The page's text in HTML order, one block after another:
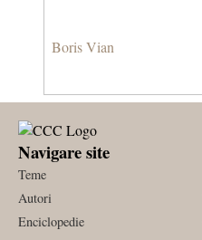
Boris Vian
Navigare site
Teme
Autori
Enciclopedie